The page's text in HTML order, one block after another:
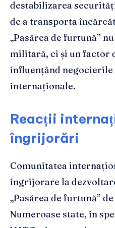
destabilizarea
de a transporta
„Pasărea de furtună”
militară, ci și un factor
influențând
internaționale.
Reacții
îngrijorări
Comunitatea
îngrijorare la
„Pasărea de furtună”
Numeroase state, în